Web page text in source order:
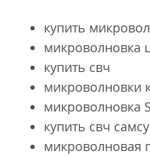
купить
микроволновка
купить свч
микроволновки
микроволновка
купить свч
микроволновая